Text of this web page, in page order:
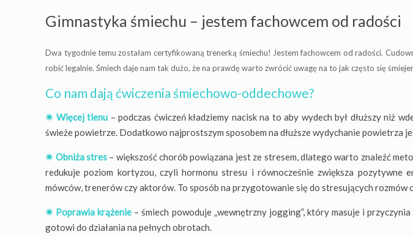
Gimnastyka śmiechu – jestem fachowcem od radości
Dwa tygodnie temu zostałam certyfikowaną trenerką śmiechu! Jestem fachowcem od radości.
robić legalnie. Śmiech daje nam tak dużo, że na prawdę warto zwrócić uwagę na to jak często się
Co nam dają ćwiczenia śmiechowo-oddechowe?
✷ Więcej tlenu – podczas ćwiczeń kładziemy nacisk na to aby wydech był dłuższy niż
świeże powietrze. Dodatkowo najprostszym sposobem na dłuższe wydychanie powietrza
✷ Obniża stres– większość chorób powiązana jest ze stresem, dlatego warto znaleźć
redukuje poziom kortyzou, czyli hormonu stresu i równocześnie zwiększa pozytywne
mówców, trenerów czy aktorów. To sposób na przygotowanie się do stresujących rozmów
✷ Poprawia krążenie – śmiech powoduje „wewnętrzny jogging”, który masuje i
gotowi do działania na pełnych obrotach.